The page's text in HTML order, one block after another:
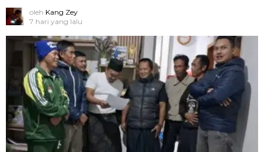
oleh Kang Zey
7 hari yang lalu